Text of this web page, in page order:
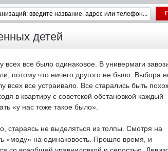
детей
все было одинаковое. В универмаги
потому что ничего другого не было. Выбора
всех все устраивало. Все старались быть
в квартиру с советской обстановкой каждый
«у нас тоже такое было».
стараясь не выделяться из толпы. Смотря на
«моду» на одинаковость. Прошло время, и